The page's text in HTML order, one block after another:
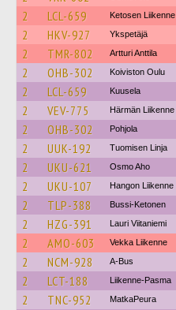
2 LCL-659 Ketosen Liikenne
2 HKV-927 Ykspetäjä
2 TMR-802 Artturi Anttila
2 OHB-302 Koiviston Oulu
2 LCL-659 Kuusela
2 VEV-775 Härmän Liikenne
2 OHB-302 Pohjola
2 UUK-192 Tuomisen Linja
2 UKU-621 Osmo Aho
2 UKU-107 Hangon Liikenne
2 TLP-388 Bussi-Ketonen
2 HZG-391 Lauri Viitaniemi
2 AMO-603 Vekka Liikenne
2 NCM-928 A-Bus
2 LCT-188 Liikenne-Pasma
2 TNC-952 MatkaPeura